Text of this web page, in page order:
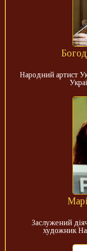
Народний артист
Заслужений
художник